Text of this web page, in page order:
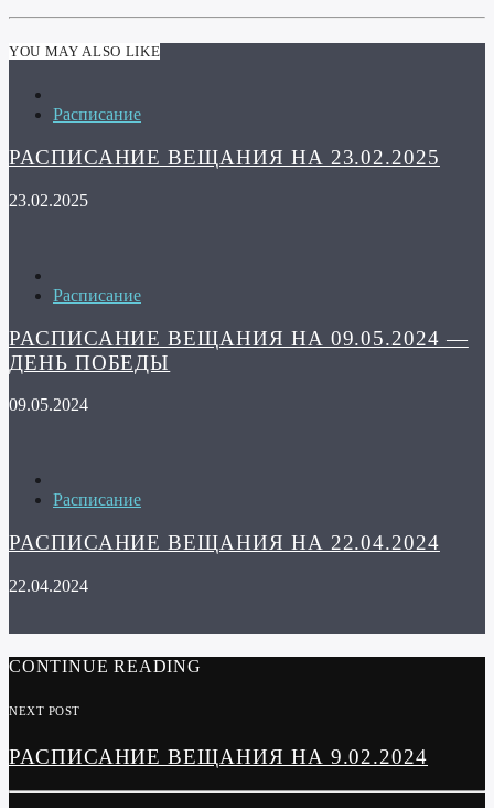
YOU MAY ALSO LIKE
Расписание
РАСПИСАНИЕ ВЕЩАНИЯ НА 23.02.2025
23.02.2025
Расписание
РАСПИСАНИЕ ВЕЩАНИЯ НА 09.05.2024 —
ДЕНЬ ПОБЕДЫ
09.05.2024
Расписание
РАСПИСАНИЕ ВЕЩАНИЯ НА 22.04.2024
22.04.2024
CONTINUE READING
NEXT POST
РАСПИСАНИЕ ВЕЩАНИЯ НА 9.02.2024